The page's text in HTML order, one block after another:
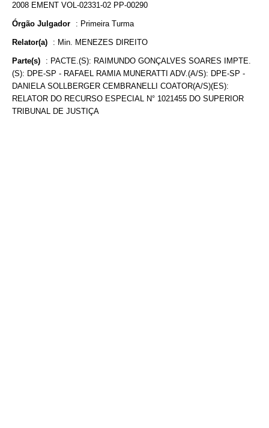
2008 EMENT VOL-02331-02 PP-00290
Órgão Julgador : Primeira Turma
Relator(a) : Min. MENEZES DIREITO
Parte(s) : PACTE.(S): RAIMUNDO GONÇALVES SOARES IMPTE.
(S): DPE-SP - RAFAEL RAMIA MUNERATTI ADV.(A/S): DPE-SP -
DANIELA SOLLBERGER CEMBRANELLI COATOR(A/S)(ES):
RELATOR DO RECURSO ESPECIAL N° 1021455 DO SUPERIOR
TRIBUNAL DE JUSTIÇA